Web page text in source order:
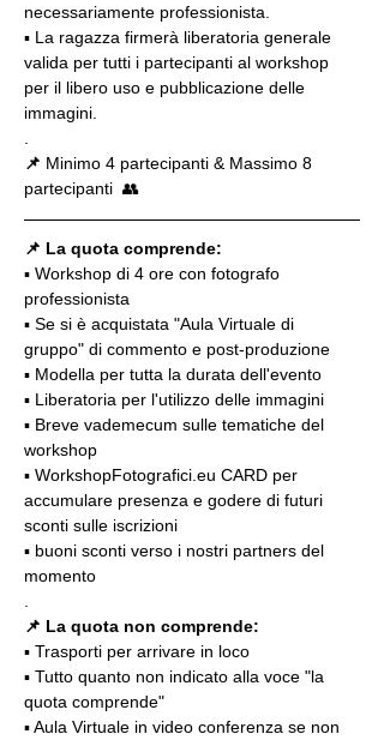
necessariamente professionista.
▪️ La ragazza firmerà liberatoria generale
valida per tutti i partecipanti al workshop
per il libero uso e pubblicazione delle
immagini.
📌 Minimo 4 partecipanti & Massimo 8
partecipanti  👥
📌 La quota comprende:
▪️ Workshop di 4 ore con fotografo
professionista
▪️ Se si è acquistata "Aula Virtuale di
gruppo" di commento e post-produzione
▪️ Modella per tutta la durata dell'evento
▪️ Liberatoria per l'utilizzo delle immagini
▪️ Breve vademecum sulle tematiche del
workshop
▪️ WorkshopFotografici.eu CARD per
accumulare presenza e godere di futuri
sconti sulle iscrizioni
▪️ buoni sconti verso i nostri partners del
momento
📌 La quota non comprende:
▪️ Trasporti per arrivare in loco
▪️ Tutto quanto non indicato alla voce "la
quota comprende"
▪️ Aula Virtuale in video conferenza se non